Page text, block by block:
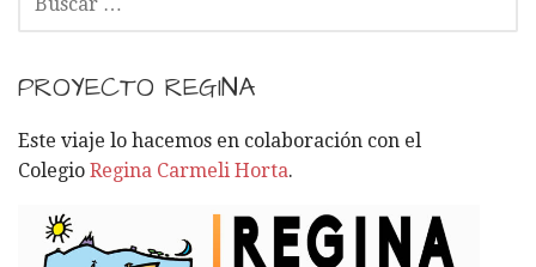
C
R
:
PROYECTO REGINA
Este viaje lo hacemos en colaboración con el
Colegio Regina Carmeli Horta.